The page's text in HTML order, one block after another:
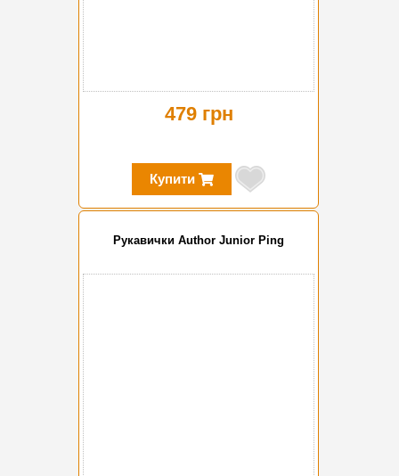
479 грн
Купити
Рукавички Author Junior Ping